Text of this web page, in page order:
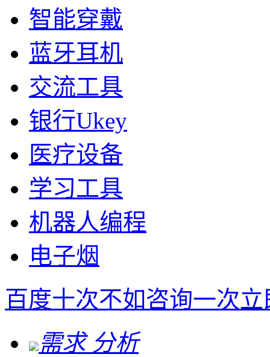
智能穿戴
蓝牙耳机
交流工具
银行Ukey
医疗设备
学习工具
机器人编程
电子烟
百度十次不如咨询一次
需求 分析